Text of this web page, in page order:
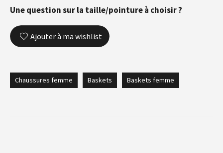
Une question sur la taille/pointure à choisir ?
Ajouter à ma wishlist
Chaussures femme Baskets Baskets femme